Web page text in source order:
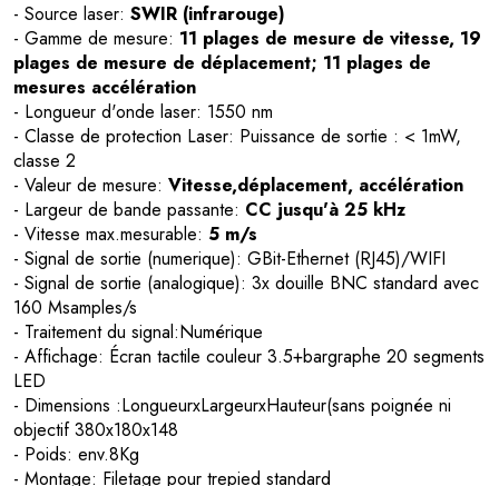
- Source laser: SWIR (infrarouge)
- Gamme de mesure: 11 plages de mesure de vitesse, 19
plages de mesure de déplacement; 11 plages de
mesures accélération
- Longueur d'onde laser: 1550 nm
- Classe de protection Laser: Puissance de sortie : < 1mW,
classe 2
- Valeur de mesure: Vitesse,déplacement, accélération
- Largeur de bande passante: CC jusqu'à 25 kHz
- Vitesse max.mesurable: 5 m/s
- Signal de sortie (numerique): GBit-Ethernet (RJ45)/WIFI
- Signal de sortie (analogique): 3x douille BNC standard avec
160 Msamples/s
- Traitement du signal:Numérique
- Affichage: Écran tactile couleur 3.5+bargraphe 20 segments
LED
- Dimensions :LongueurxLargeurxHauteur(sans poignée ni
objectif 380x180x148
- Poids: env.8Kg
- Montage: Filetage pour trepied standard